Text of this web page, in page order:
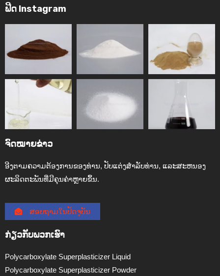
ຟີດ Instagram
ຈົດໝາຍຂ່າວ
ອີງຕາມຄວາມຕ້ອງການຂອງທ່ານ, ປັບແຕ່ງສໍາລັບທ່ານ, ແລະສະຫນອງ
ຜະລິດຕະພັນທີ່ມີຄຸນຄ່າຫຼາຍຂຶ້ນ.
ສອບ​ຖາມ​ໃນ​ປັດ​ຈຸ​ບັນ​
ກ່ຽວ​ກັບ​ພວກ​ເຮົາ
Polycarboxylate Superplasticizer Liquid
Polycarboxylate Superplasticizer Powder